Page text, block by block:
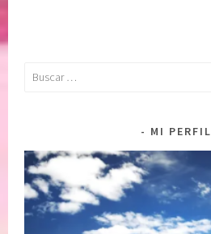
Buscar:
MI PERFIL